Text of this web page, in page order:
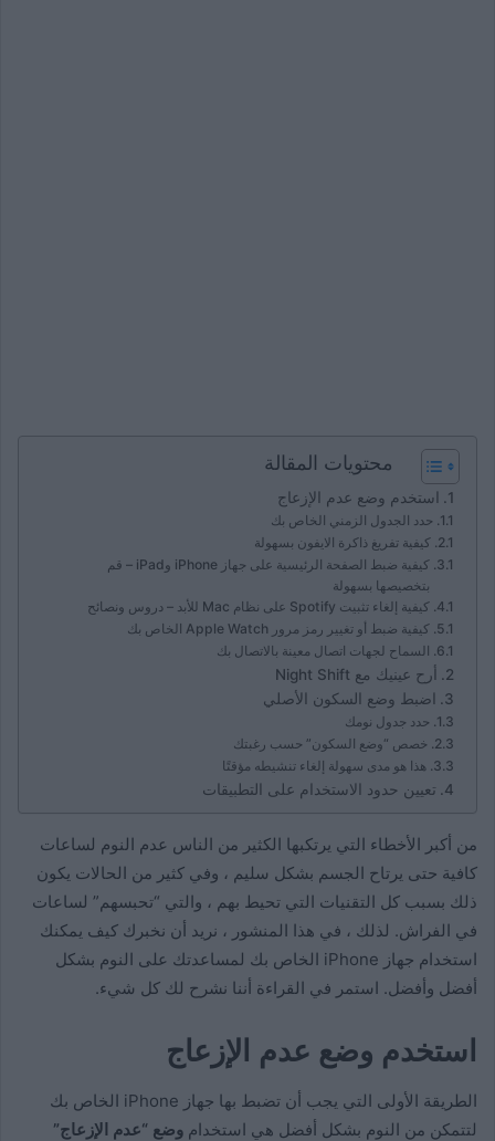
محتويات المقالة
استخدم وضع عدم الإزعاج
حدد الجدول الزمني الخاص بك
كيفية تفريغ ذاكرة الايفون بسهولة
كيفية ضبط الصفحة الرئيسية على جهاز iPhone وiPad – قم
بتخصيصها بسهولة
كيفية إلغاء تثبيت Spotify على نظام Mac للأبد – دروس ونصائح
كيفية ضبط أو تغيير رمز مرور Apple Watch الخاص بك
السماح لجهات اتصال معينة بالاتصال بك
أرح عينيك مع Night Shift
اضبط وضع السكون الأصلي
حدد جدول نومك
خصص “وضع السكون” حسب رغبتك
هذا هو مدى سهولة إلغاء تنشيطه مؤقتًا
تعيين حدود الاستخدام على التطبيقات
من أكبر الأخطاء التي يرتكبها الكثير من الناس عدم النوم لساعات
كافية حتى يرتاح الجسم بشكل سليم ، وفي كثير من الحالات يكون
ذلك بسبب كل التقنيات التي تحيط بهم ، والتي “تحبسهم” لساعات
في الفراش. لذلك ، في هذا المنشور ، نريد أن نخبرك كيف يمكنك
استخدام جهاز iPhone الخاص بك لمساعدتك على النوم بشكل
أفضل وأفضل. استمر في القراءة أننا نشرح لك كل شيء.
استخدم وضع عدم الإزعاج
الطريقة الأولى التي يجب أن تضبط بها جهاز iPhone الخاص بك
لتتمكن من النوم بشكل أفضل هي استخدام وضع “عدم الإزعاج”